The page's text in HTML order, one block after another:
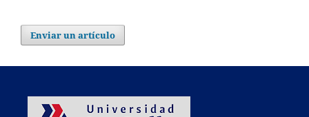
Enviar un artículo